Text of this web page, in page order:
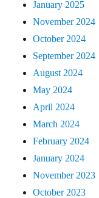
January 2025
November 2024
October 2024
September 2024
August 2024
May 2024
April 2024
March 2024
February 2024
January 2024
November 2023
October 2023